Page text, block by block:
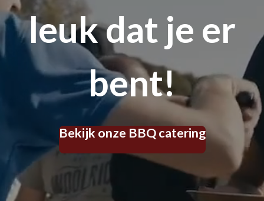
leuk dat je er
bent!
Bekijk onze BBQ catering